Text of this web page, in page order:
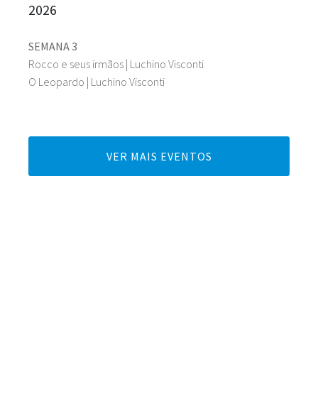
SEMANA 3
Rocco e seus irmãos | Luchino Visconti
O Leopardo | Luchino Visconti
2026
VER MAIS EVENTOS